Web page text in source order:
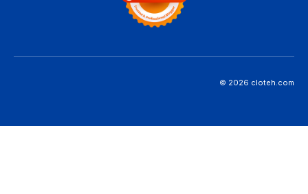
© 2026 cloteh.com